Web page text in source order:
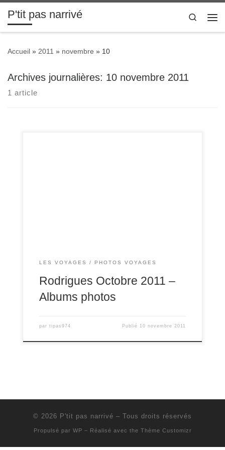
Passer au contenu
P'tit pas narrivé
Search
Accueil » 2011 » novembre » 10
Archives journalières: 10 novembre 2011
1 article
LES VOYAGES PHOTOS VOYAGES
Rodrigues Octobre 2011 –
Albums photos
par tipas974 Publié 10 novembre 2011
© 2026 P'tit pas narrivé – Tous droits réservés
Propulsé par WP – Réalisé avec the Thème Customizr